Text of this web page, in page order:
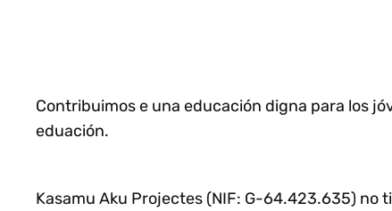
Contribuimos e una educación digna para los
eduación.
Kasamu Aku Projectes (NIF: G-64.423.635)